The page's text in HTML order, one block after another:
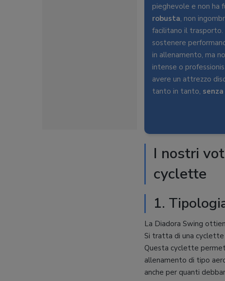
pieghevole e non ha
robusta, non
facilitano il trasporto.
sostenere
in allenamento, ma
intense o
avere un attrezzo
tanto in tanto,
I nostri
cyclette
1.
La Diadora Swing
Si tratta di una cyclette
Questa cyclette
allenamento di tipo
anche per quanti